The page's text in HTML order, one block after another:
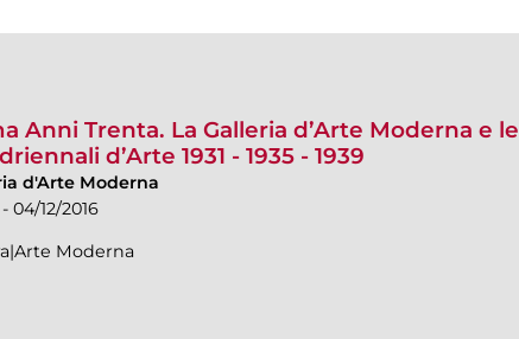
Anni Trenta. La Galleria d’Arte Moderna e le
d’Arte 1931 - 1935 - 1939
d'Arte Moderna
04/12/2016
Moderna